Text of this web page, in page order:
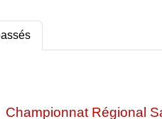
Championnat Régional